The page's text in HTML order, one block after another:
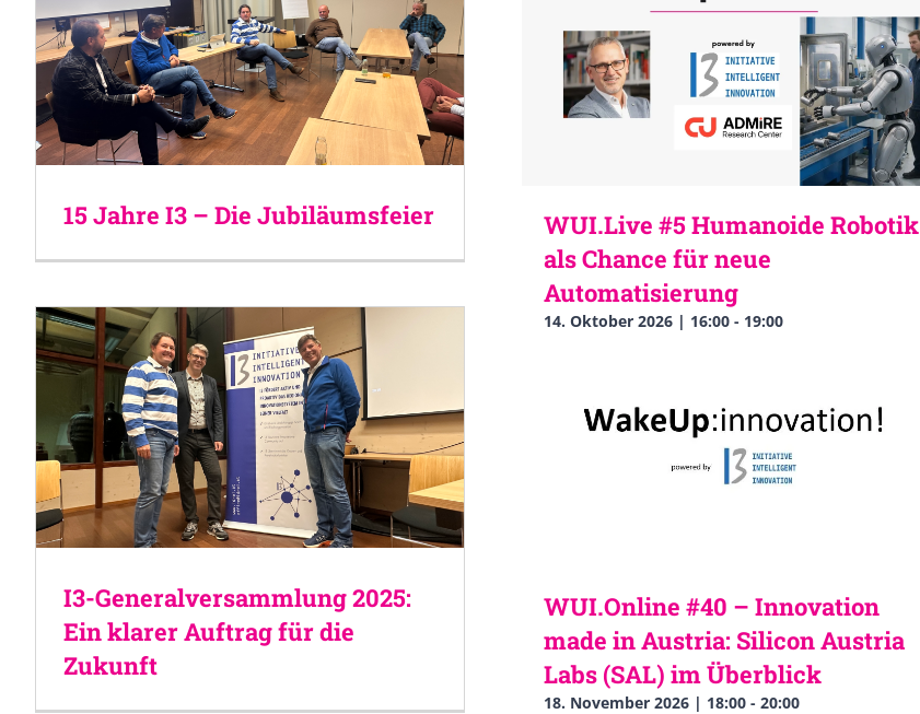
15 Jahre I3 – Die Jubiläumsfeier
I3-Generalversammlung 2025:
Ein klarer Auftrag für die
Zukunft
WUI.Live #5 Humanoide Robotik
als Chance für neue
Automatisierung
14. Oktober 2026 | 16:00- 19:00
WUI.Online #40 – Innovation
made in Austria: Silicon Austria
Labs (SAL) im Überblick
18. November 2026 | 18:00- 20:00